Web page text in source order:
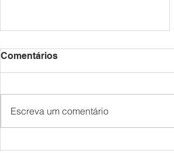
Comentários
Escreva um comentário